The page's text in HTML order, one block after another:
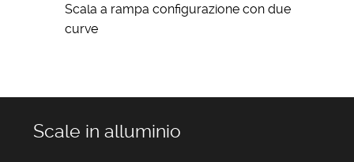
Scala a rampa configurazione con due
curve
Scale in alluminio